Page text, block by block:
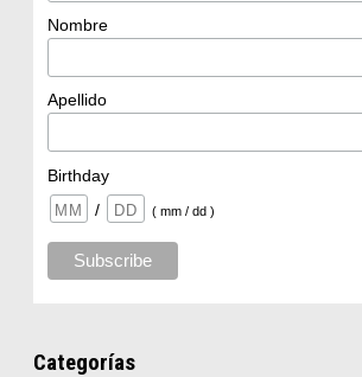
Nombre
Apellido
Birthday
/
( mm / dd )
Categorías